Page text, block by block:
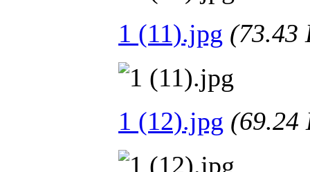
1 (11).jpg (73.43
1 (12).jpg (69.24